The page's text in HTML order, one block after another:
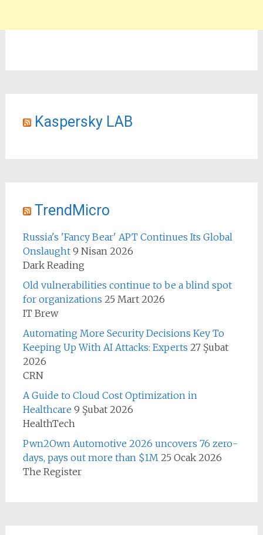
Kaspersky LAB
TrendMicro
Russia's 'Fancy Bear' APT Continues Its Global
Onslaught 9 Nisan 2026
Dark Reading
Old vulnerabilities continue to be a blind spot
for organizations 25 Mart 2026
IT Brew
Automating More Security Decisions Key To
Keeping Up With AI Attacks: Experts 27 Şubat
2026
CRN
A Guide to Cloud Cost Optimization in
Healthcare 9 Şubat 2026
HealthTech
Pwn2Own Automotive 2026 uncovers 76 zero-
days, pays out more than $1M 25 Ocak 2026
The Register